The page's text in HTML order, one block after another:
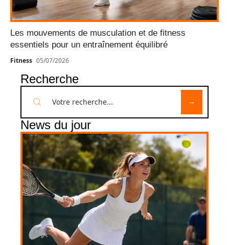
Les mouvements de musculation et de fitness
essentiels pour un entraînement équilibré
Fitness 05/07/2026
Recherche
News du jour